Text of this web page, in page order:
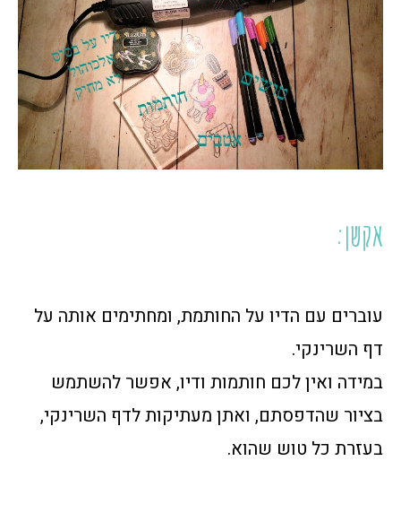
אקשן:
עוברים עם הדיו על החותמת, ומחתימים אותה על
דף השרינקי.
במידה ואין לכם חותמות ודיו, אפשר להשתמש
בציור שהדפסתם, ואתן מעתיקות לדף השרינקי,
בעזרת כל טוש שהוא.